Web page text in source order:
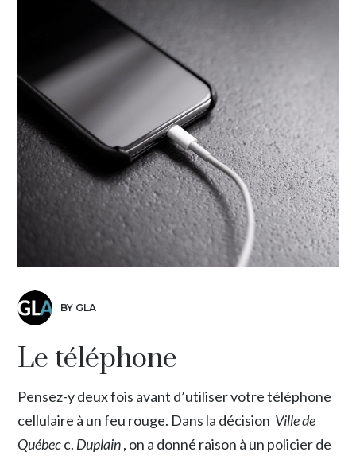
BY GLA
Le téléphone
Pensez-y deux fois avant d’utiliser votre téléphone
cellulaire à un feu rouge. Dans la décision Ville de
Québecc. Duplain, on a donné raison à un policier de